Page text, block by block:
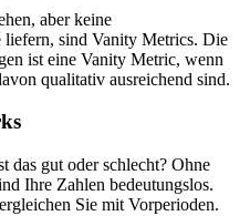
aber keine
liefern, sind Vanity Metrics. Die
ist eine Vanity Metric, wenn
qualitativ ausreichend sind.
das gut oder schlecht? Ohne
Ihre Zahlen bedeutungslos.
Sie mit Vorperioden.